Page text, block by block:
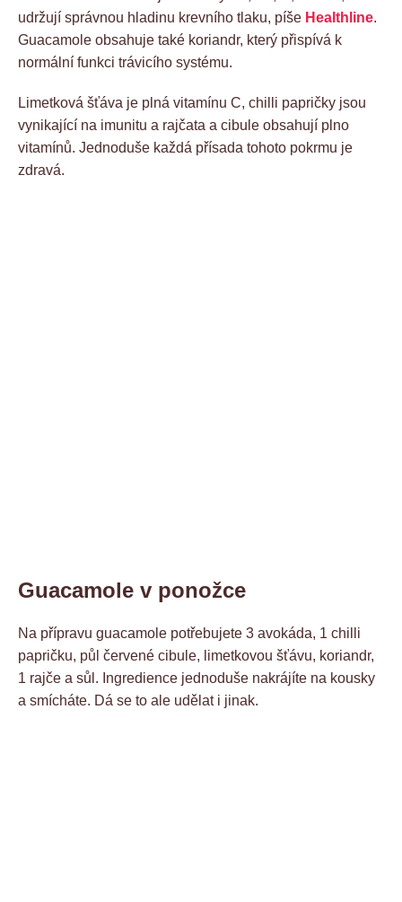
udržují správnou hladinu krevního tlaku, píše Healthline.
Guacamole obsahuje také koriandr, který přispívá k
normální funkci trávicího systému.
Limetková šťáva je plná vitamínu C, chilli papričky jsou
vynikající na imunitu a rajčata a cibule obsahují plno
vitamínů. Jednoduše každá přísada tohoto pokrmu je
zdravá.
Guacamole v ponožce
Na přípravu guacamole potřebujete 3 avokáda, 1 chilli
papričku, půl červené cibule, limetkovou šťávu, koriandr,
1 rajče a sůl. Ingredience jednoduše nakrájíte na kousky
a smícháte. Dá se to ale udělat i jinak.